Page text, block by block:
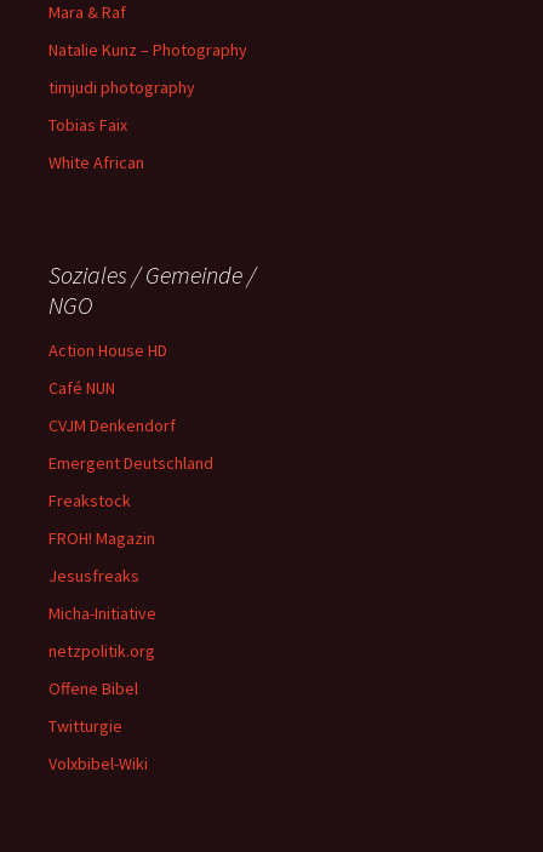
Mara & Raf
Natalie Kunz – Photography
timjudi photography
Tobias Faix
White African
Soziales / Gemeinde /
NGO
Action House HD
Café NUN
CVJM Denkendorf
Emergent Deutschland
Freakstock
FROH! Magazin
Jesusfreaks
Micha-Initiative
netzpolitik.org
Offene Bibel
Twitturgie
Volxbibel-Wiki